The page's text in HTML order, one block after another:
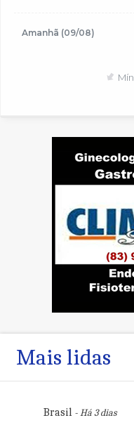
Amanhã (09/08)
Mín.
Mais lidas
Brasil- Há 3 dias